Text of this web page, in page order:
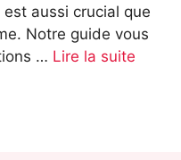
aussi crucial que
Notre guide vous
… Lire la suite